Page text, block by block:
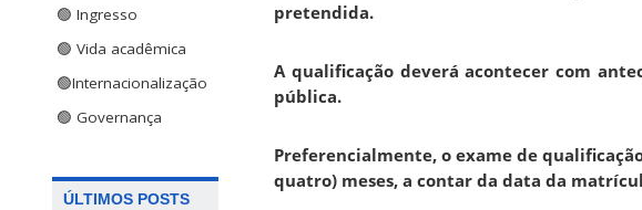
🟢 Ingresso
🟢 Vida acadêmica
🟢Internacionalização
🟢 Governança
ÚLTIMOS POSTS
pretendida.
A qualificação deverá acontecer com
pública.
Preferencialmente, o exame de
quatro) meses, a contar da data da